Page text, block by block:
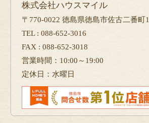
株式会社ハウスマイル
〒770-0022 徳島県徳島市佐古二番町
TEL : 088-652-3016
FAX : 088-652-3018
営業時間：10:00～19:00
定休日：水曜日